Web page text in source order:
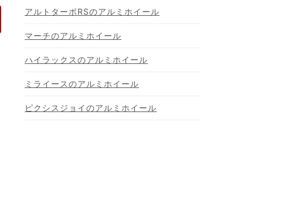
アルトターボRSのアルミホイール
マーチのアルミホイール
ハイラックスのアルミホイール
ミライースのアルミホイール
ピクシスジョイのアルミホイール